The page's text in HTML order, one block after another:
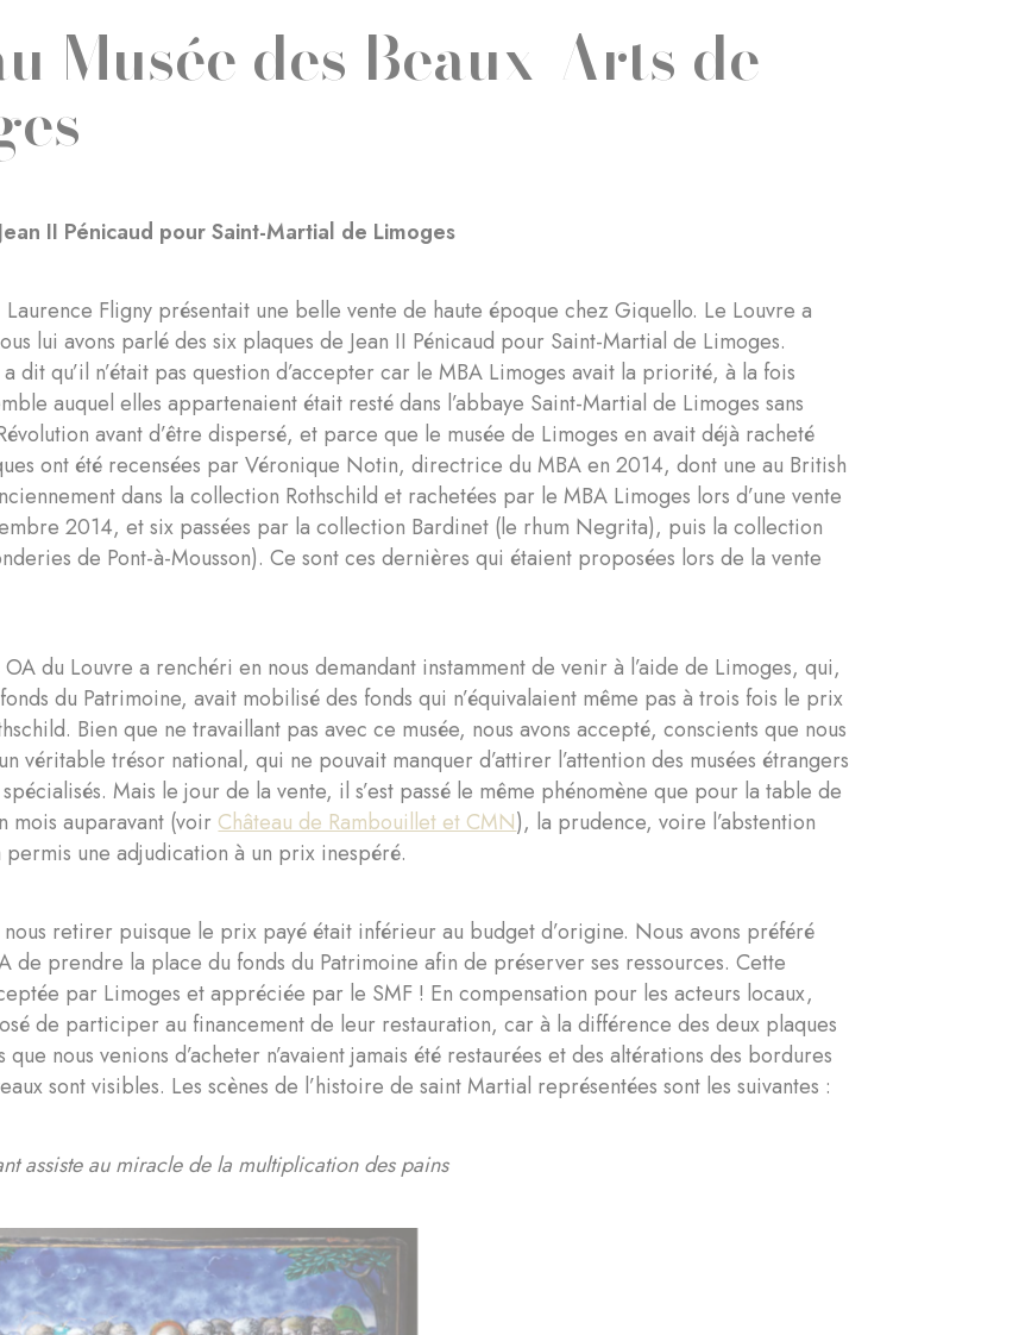
Musée des Beaux-Arts de
II Pénicaud pour Saint-Martial de Limoges
Fligny présentait une belle vente de haute époque chez Giquello. Le Louvre a
lui avons parlé des six plaques de Jean II Pénicaud pour Saint-Martial de Limoges.
dit qu’il n’était pas question d’accepter car le MBA Limoges avait la priorité, à la fois
auquel elles appartenaient était resté dans l’abbaye Saint-Martial de Limoges sans
avant d’être dispersé, et parce que le musée de Limoges en avait déjà racheté
ont été recensées par Véronique Notin, directrice du MBA en 2014, dont une au British
dans la collection Rothschild et rachetées par le MBA Limoges lors d’une vente
2014, et six passées par la collection Bardinet (le rhum Negrita), puis la collection
de Pont-à-Mousson). Ce sont ces dernières qui étaient proposées lors de la vente
du Louvre a renchéri en nous demandant instamment de venir à l’aide de Limoges, qui,
du Patrimoine, avait mobilisé des fonds qui n’équivalaient même pas à trois fois le prix
Bien que ne travaillant pas avec ce musée, nous avons accepté, conscients que nous
véritable trésor national, qui ne pouvait manquer d’attirer l’attention des musées étrangers
Mais le jour de la vente, il s’est passé le même phénomène que pour la table de
mois auparavant (voir Château de Rambouillet et CMN), la prudence, voire l’abstention
permis une adjudication à un prix inespéré.
retirer puisque le prix payé était inférieur au budget d’origine. Nous avons préféré
de prendre la place du fonds du Patrimoine afin de préserver ses ressources. Cette
par Limoges et appréciée par le SMF ! En compensation pour les acteurs locaux,
de participer au financement de leur restauration, car à la différence des deux plaques
que nous venions d’acheter n’avaient jamais été restaurées et des altérations des bordures
sont visibles. Les scènes de l’histoire de saint Martial représentées sont les suivantes :
assiste au miracle de la multiplication des pains